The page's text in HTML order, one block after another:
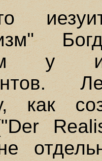
у
как